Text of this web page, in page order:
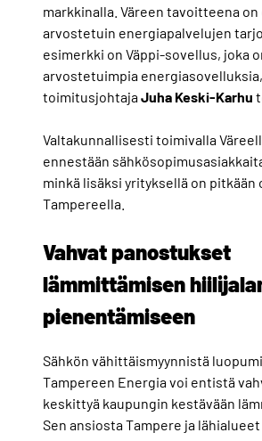
markkinalla. Väreen tavoitteena on
arvostetuin energiapalvelujen
esimerkki on Väppi-sovellus, joka
arvostetuimpia energiasovelluksia,
toimitusjohtajaJuha Keski-Karhu
Valtakunnallisesti toimivalla
ennestään
minkä lisäksi yrityksellä on
Tampereella.
Vahvat panostukset
lämmittämisen
pienentämiseen
Sähkön vähittäismyynnistä
Tampereen Energia voi entistä
keskittyä kaupungin kestävään
Sen ansiosta Tampere ja